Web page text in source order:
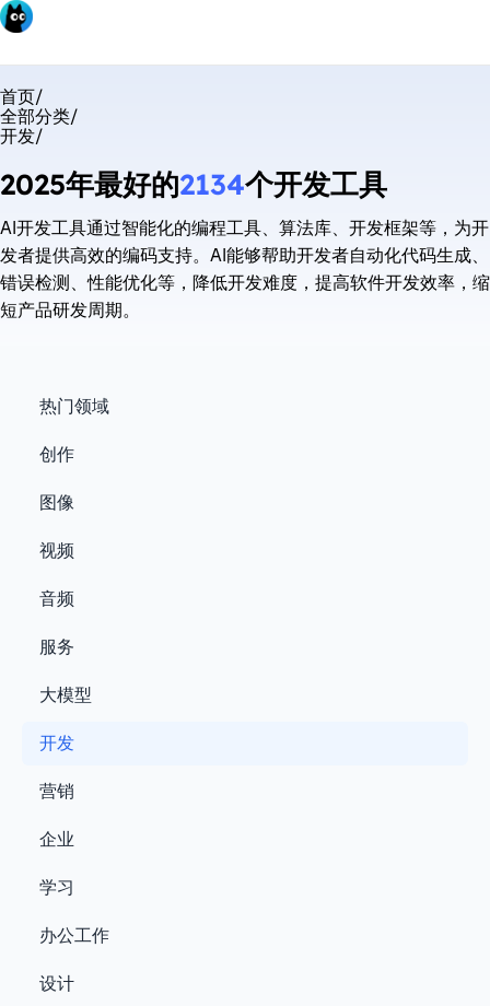
首页/
全部分类/
开发/
2025年最好的2134个开发工具
AI开发工具通过智能化的编程工具、算法库、开发框架等，为开
发者提供高效的编码支持。AI能够帮助开发者自动化代码生成、
错误检测、性能优化等，降低开发难度，提高软件开发效率，缩
短产品研发周期。
热门领域
创作
图像
视频
音频
服务
大模型
开发
营销
企业
学习
办公工作
设计